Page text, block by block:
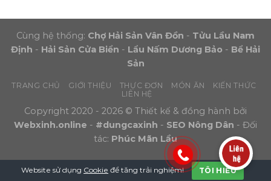
Cùng hệ thống: Chợ Hải Sản Vân Đồn - Tửu Lầu Nam
Định - Hải Sản Cửa Biển - Lẩu Nấm Dương Bảo - Bể Hải
Sản
TRANG CHỦ GIỚI THIỆU THỰC ĐƠN MÓN ĂN
KIẾN THỨC
LIÊN HỆ
Copyright 2020 - 2026 © Thiết kế & đồng hành bởi
Webxinh.online - #dungcaxinh - SEO Nông Dân - Đối
tác: Phúc Mãn Lầu
Website sử dụng Cookie để tăng trải nghiệm! TÔI HIỂU